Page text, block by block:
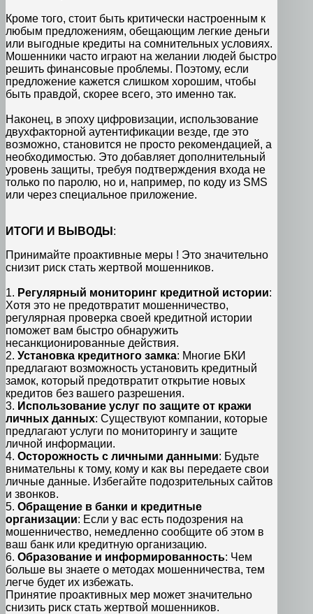
Кроме того, стоит быть критически настроенным к
любым предложениям, обещающим легкие деньги
или выгодные кредиты на сомнительных условиях.
Мошенники часто играют на желании людей быстро
решить финансовые проблемы. Поэтому, если
предложение кажется слишком хорошим, чтобы
быть правдой, скорее всего, это именно так.
Наконец, в эпоху цифровизации, использование
двухфакторной аутентификации везде, где это
возможно, становится не просто рекомендацией, а
необходимостью. Это добавляет дополнительный
уровень защиты, требуя подтверждения входа не
только по паролю, но и, например, по коду из SMS
или через специальное приложение.
ИТОГИ И ВЫВОДЫ :
Принимайте проактивные меры ! Это значительно
снизит риск стать жертвой мошенников.
1. Регулярный мониторинг кредитной истории:
Хотя это не предотвратит мошенничество,
регулярная проверка своей кредитной истории
поможет вам быстро обнаружить
несанкционированные действия.
2. Установка кредитного замка: Многие БКИ
предлагают возможность установить кредитный
замок, который предотвратит открытие новых
кредитов без вашего разрешения.
3. Использование услуг по защите от кражи
личных данных: Существуют компании, которые
предлагают услуги по мониторингу и защите
личной информации.
4. Осторожность с личными данными: Будьте
внимательны к тому, кому и как вы передаете свои
личные данные. Избегайте подозрительных сайтов
и звонков.
5. Обращение в банки и кредитные
организации: Если у вас есть подозрения на
мошенничество, немедленно сообщите об этом в
ваш банк или кредитную организацию.
6. Образование и информированность: Чем
больше вы знаете о методах мошенничества, тем
легче будет их избежать.
Принятие проактивных мер может значительно
снизить риск стать жертвой мошенников.